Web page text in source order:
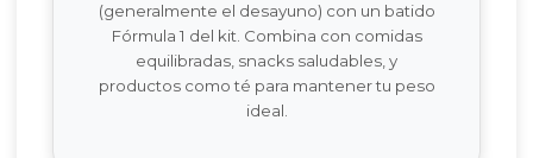
(generalmente el desayuno) con un batido
Fórmula 1 del kit. Combina con comidas
equilibradas, snacks saludables, y
productos como té para mantener tu peso
ideal.